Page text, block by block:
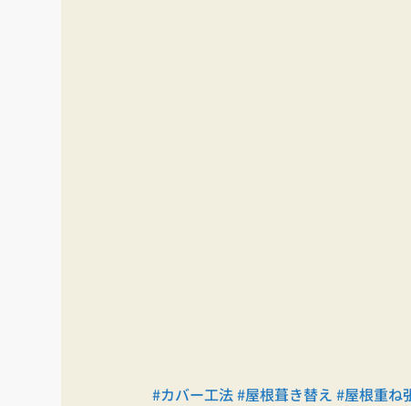
#カバー工法#屋根葺き替え #屋根重ね